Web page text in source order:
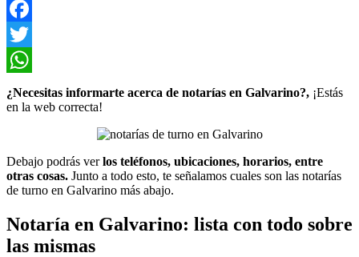
Facebook
Twitter
WhatsApp
¿Necesitas informarte acerca de notarías en Galvarino?, ¡Estás
en la web correcta!
Debajo podrás verlos teléfonos, ubicaciones, horarios, entre
otras cosas. Junto a todo esto, te señalamos cuales son las notarías
de turno en Galvarino más abajo.
Notaría en Galvarino: lista con todo sobre
las mismas